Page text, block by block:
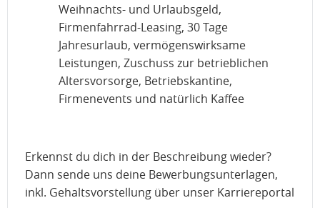
Weihnachts- und Urlaubsgeld,
Firmenfahrrad-Leasing, 30 Tage
Jahresurlaub, vermögenswirksame
Leistungen, Zuschuss zur betrieblichen
Altersvorsorge, Betriebskantine,
Firmenevents und natürlich Kaffee
Erkennst du dich in der Beschreibung wieder?
Dann sende uns deine Bewerbungsunterlagen,
inkl. Gehaltsvorstellung über unser Karriereportal